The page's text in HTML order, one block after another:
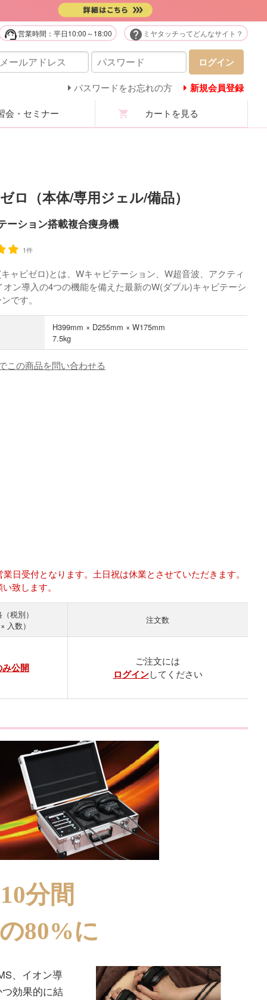
support_agent営業時間：平日10:00～18:00 help ミヤタッチってどんなサイト？
ログイン
パスワードをお忘れの方 新規会員登録
用品・化粧品
用美容機器・美顔器・家電
ユニフォーム
商品を見る
・セミナー カートを見る
ロ（本体/専用ジェル/備品）
ーション搭載複合痩身機
1件
ャビゼロ)とは、Wキャビテーション、W超音波、アクティ
オン導入の4つの機能を備えた最新のW(ダブル)キャビテーシ
です。
H399mm × D255mm × W175mm
7.5kg
この商品を問い合わせる
日受付となります。土日祝は休業とさせていただきます。
致します。
入数）
注文数
公開
ご注文には
ログインしてください
分間
80%に
、イオン導
効果的に結